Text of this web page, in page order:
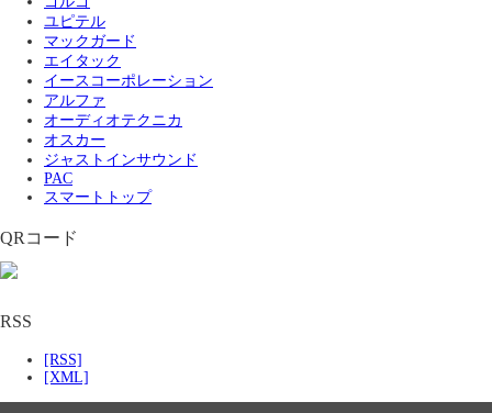
ユピテル
マックガード
エイタック
イースコーポレーション
アルファ
オーディオテクニカ
オスカー
ジャストインサウンド
PAC
スマートトップ
QRコード
RSS
[RSS]
[XML]